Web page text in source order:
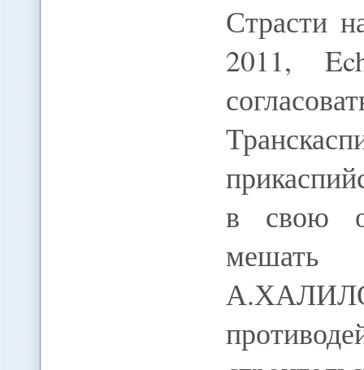
Страсти
2011,
в свою
мешать